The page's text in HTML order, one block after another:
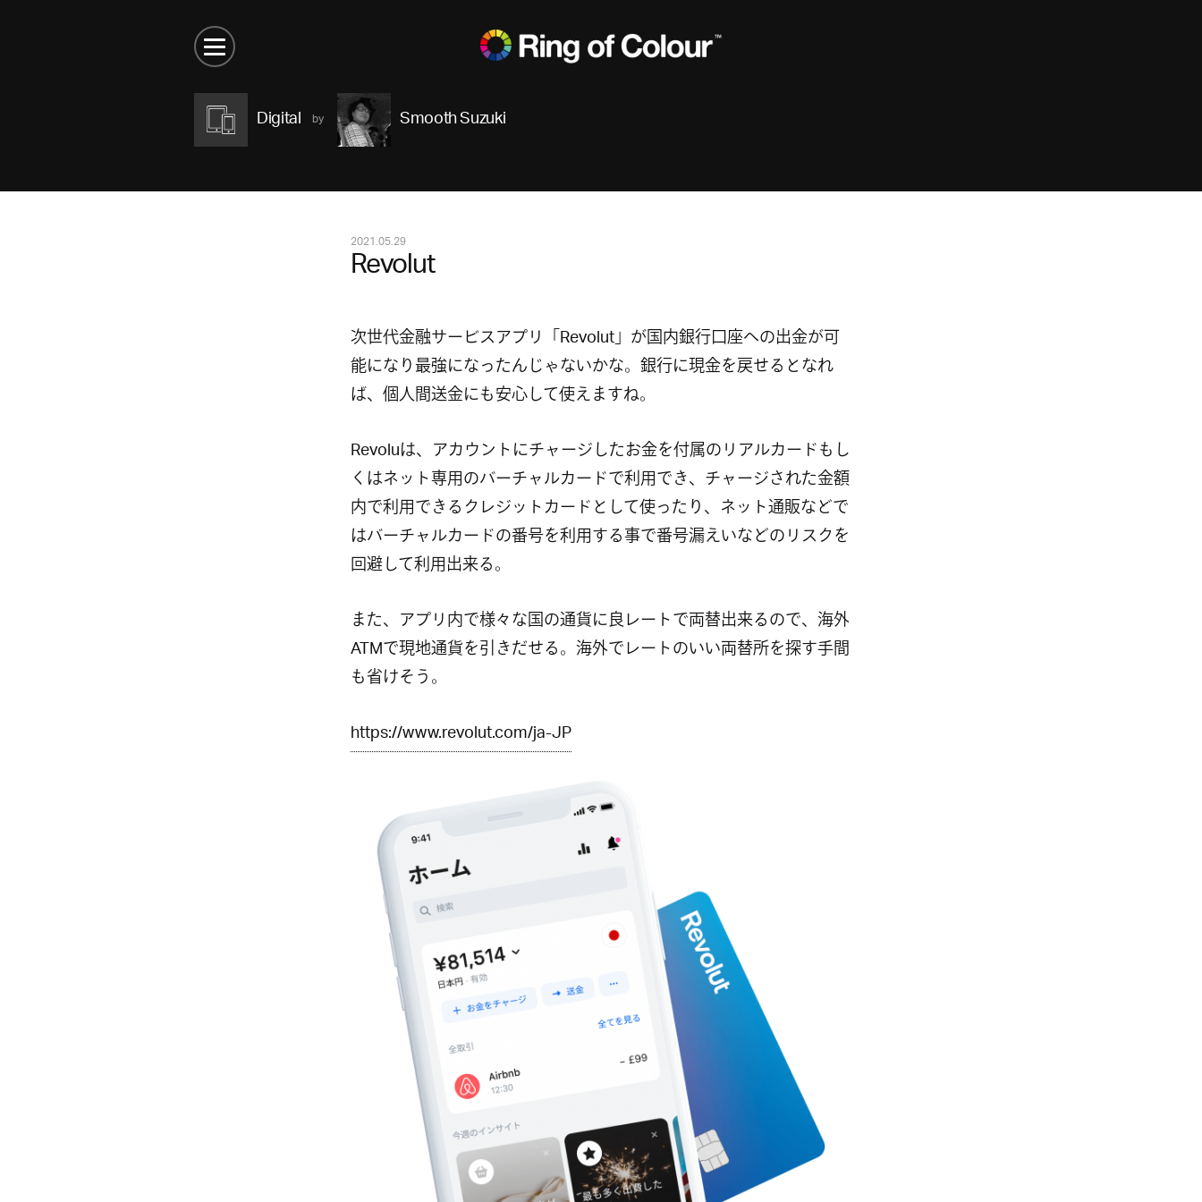
Digital Smooth Suzuki
2021.05.29
Revolut
次世代金融サービスアプリ「Revolut」が国内銀行口座への出金が可
能になり最強になったんじゃないかな。銀行に現金を戻せるとなれ
ば、個人間送金にも安心して使えますね。
Revoluは、アカウントにチャージしたお金を付属のリアルカードもし
くはネット専用のバーチャルカードで利用でき、チャージされた金額
内で利用できるクレジットカードとして使ったり、ネット通販などで
はバーチャルカードの番号を利用する事で番号漏えいなどのリスクを
回避して利用出来る。
また、アプリ内で様々な国の通貨に良レートで両替出来るので、海外
ATMで現地通貨を引きだせる。海外でレートのいい両替所を探す手間
も省けそう。
https://www.revolut.com/ja-JP